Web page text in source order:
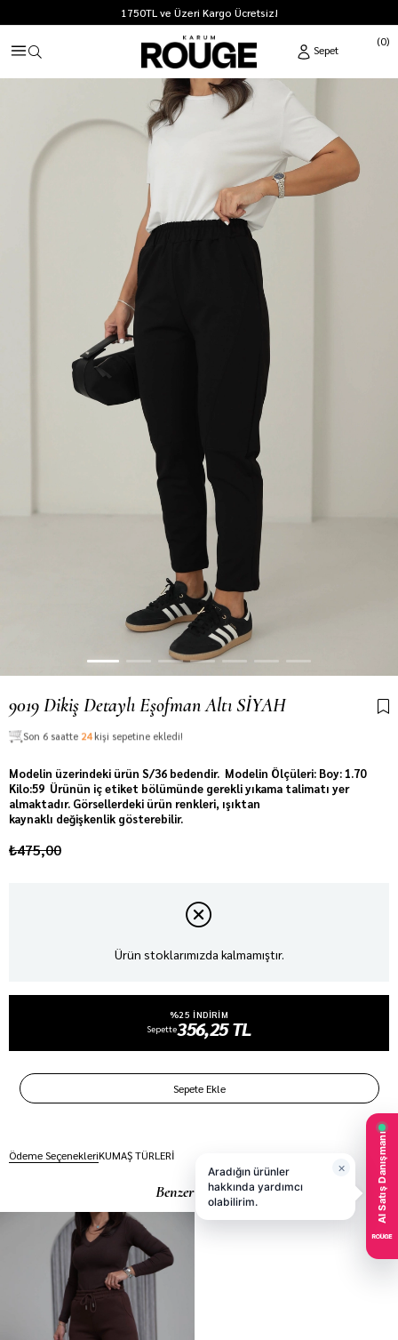
1750TL ve Üzeri Kargo Ücretsiz!
0
9019 Dikiş Detaylı Eşofman Altı SİYAH
Son 6 saatte 24kişi sepetine ekledi!
Modelin üzerindeki ürün S/36 bedendir. Modelin Ölçüleri: Boy: 1.70
Kilo:59 Ürünün iç etiket bölümünde gerekli yıkama talimatı yer
almaktadır. Görsellerdeki ürün renkleri, ışıktan
kaynaklı değişkenlik gösterebilir.
₺475,00
Ürün stoklarımızda kalmamıştır.
%25 INDIRIM
Sepette356,25 TL
Ödeme SeçenekleriKUMAŞ TÜRLERİ
Benzer Ürünler